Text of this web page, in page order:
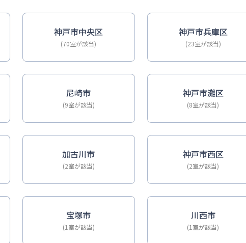
前７｜禁煙ルーム・Wi-Fiレンタル可｜オートロック
テイ三宮貿易センター前2｜禁煙ルーム・Wi-Fi無料｜オートロッ
神戸市中央区
(70室が該当)
神戸市兵庫区
(23室が該当)
尼崎市
(9室が該当)
神戸市灘区
(8室が該当)
加古川市
(2室が該当)
神戸市西区
(2室が該当)
宝塚市
(1室が該当)
川西市
(1室が該当)